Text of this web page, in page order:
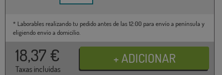
* Laborables realizando tu pedido antes de las 12:00 para envío a península y
eligiendo envío a domicilio.
18,37 €
Taxas incluídas